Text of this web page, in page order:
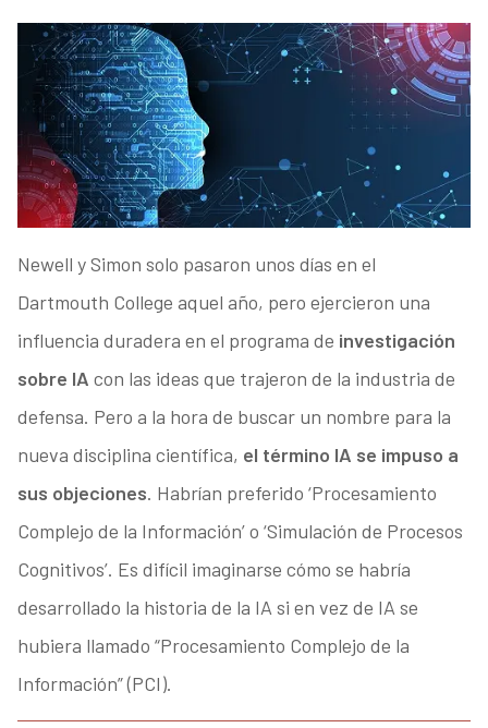
Newell y Simon solo pasaron unos días en el
Dartmouth College aquel año, pero ejercieron una
influencia duradera en el programa de investigación
sobre IA con las ideas que trajeron de la industria de
defensa. Pero a la hora de buscar un nombre para la
nueva disciplina científica, el término IA se impuso a
sus objeciones. Habrían preferido ‘Procesamiento
Complejo de la Información’ o ‘Simulación de Procesos
Cognitivos’. Es difícil imaginarse cómo se habría
desarrollado la historia de la IA si en vez de IA se
hubiera llamado “Procesamiento Complejo de la
Información” (PCI).